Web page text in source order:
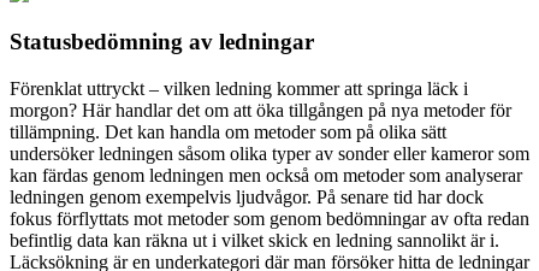
Statusbedömning av ledningar
Förenklat uttryckt – vilken ledning kommer att springa läck i
morgon? Här handlar det om att öka tillgången på nya metoder för
tillämpning. Det kan handla om metoder som på olika sätt
undersöker ledningen såsom olika typer av sonder eller kameror som
kan färdas genom ledningen men också om metoder som analyserar
ledningen genom exempelvis ljudvågor. På senare tid har dock
fokus förflyttats mot metoder som genom bedömningar av ofta redan
befintlig data kan räkna ut i vilket skick en ledning sannolikt är i.
Läcksökning är en underkategori där man försöker hitta de ledningar